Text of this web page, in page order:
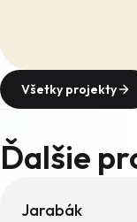
Všetky projekty
Ďalšie
Jarabák